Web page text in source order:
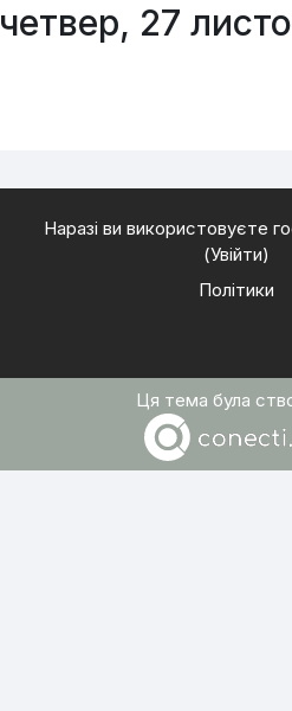
четвер, 27
Наразі ви використовуєте
(Увійти)
Політики
Ця тема була